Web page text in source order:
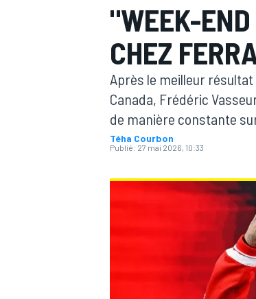
MOTOGP
"WEEK-
CHEZ
Après le meilleur
Canada, Frédéric
de manière constante
Téha Courbon
Publié: 27 mai 2026, 10:33